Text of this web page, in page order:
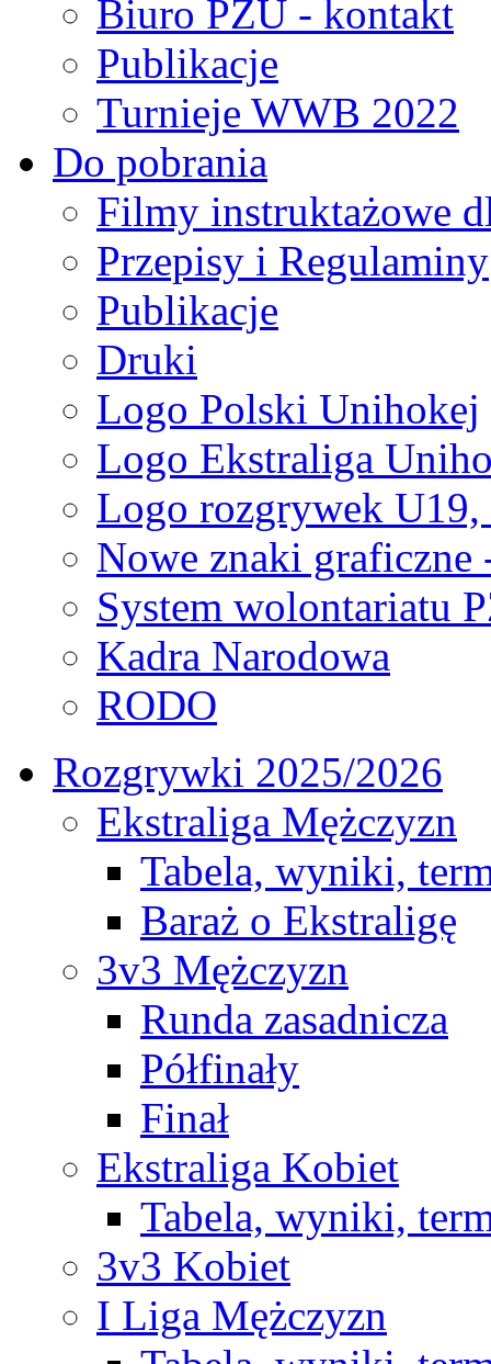
Biuro PZU - kontakt
Publikacje
Turnieje WWB 2022
Do pobrania
Filmy instruktażowe
Przepisy i Regulaminy
Publikacje
Druki
Logo Polski Unihokej
Logo Ekstraliga
Logo rozgrywek
Nowe znaki graficzne
System wolontariatu
Kadra Narodowa
RODO
Rozgrywki 2025/2026
Ekstraliga Mężczyzn
Tabela, wyniki,
Baraż o Ekstraligę
3v3 Mężczyzn
Runda zasadnicza
Półfinały
Finał
Ekstraliga Kobiet
Tabela, wyniki,
3v3 Kobiet
I Liga Mężczyzn